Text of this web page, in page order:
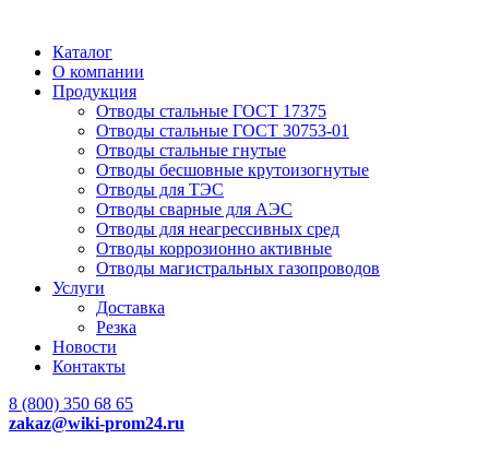
Каталог
О компании
Продукция
Отводы стальные ГОСТ 17375
Отводы стальные ГОСТ 30753-01
Отводы стальные гнутые
Отводы бесшовные крутоизогнутые
Отводы для ТЭС
Отводы сварные для АЭС
Отводы для неагрессивных сред
Отводы коррозионно активные
Отводы магистральных газопроводов
Услуги
Доставка
Резка
Новости
Контакты
8 (800) 350 68 65
zakaz@wiki-prom24.ru